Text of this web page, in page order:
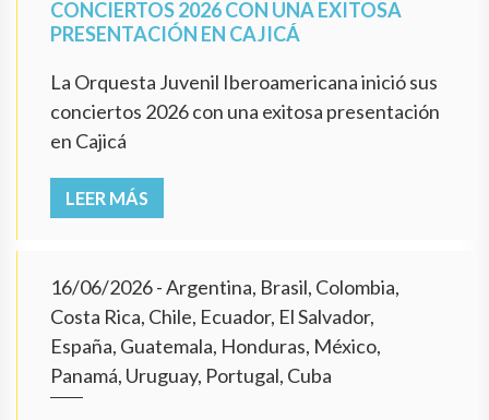
CONCIERTOS 2026 CON UNA EXITOSA
PRESENTACIÓN EN CAJICÁ
La Orquesta Juvenil Iberoamericana inició sus
conciertos 2026 con una exitosa presentación
en Cajicá
LEER MÁS
16/06/2026- Argentina, Brasil, Colombia,
Costa Rica, Chile, Ecuador, El Salvador,
España, Guatemala, Honduras, México,
Panamá, Uruguay, Portugal, Cuba